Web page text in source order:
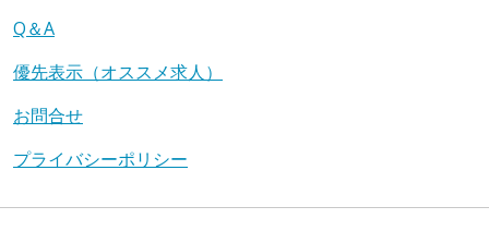
Q＆A
優先表示（オススメ求人）
お問合せ
プライバシーポリシー